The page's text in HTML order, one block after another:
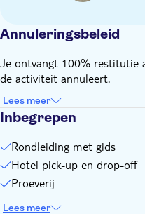
Annuleringsbeleid
Je ontvangt 100% restitutie
de activiteit annuleert.
Lees meer
Inbegrepen
Rondleiding met gids
Hotel pick-up en drop-off
Proeverij
Lees meer